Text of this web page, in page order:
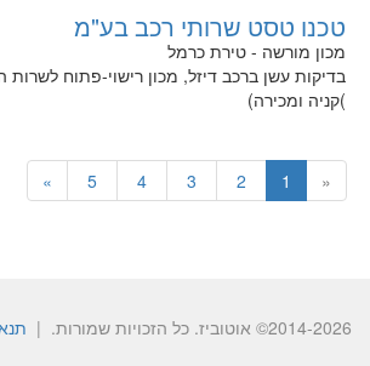
טכנו טסט שרותי רכב בע"מ
מכון מורשה - טירת כרמל
בדיקות עשן ברכב דיזל, מכון רישוי-פתוח לשרות
)קניה ומכירה)
«
1
»
2014-2026© אוטוביז. כל הזכויות שמורות. |